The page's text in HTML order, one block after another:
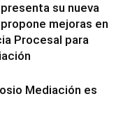
presenta su nueva
mejoras en
Procesal para
Mediación es